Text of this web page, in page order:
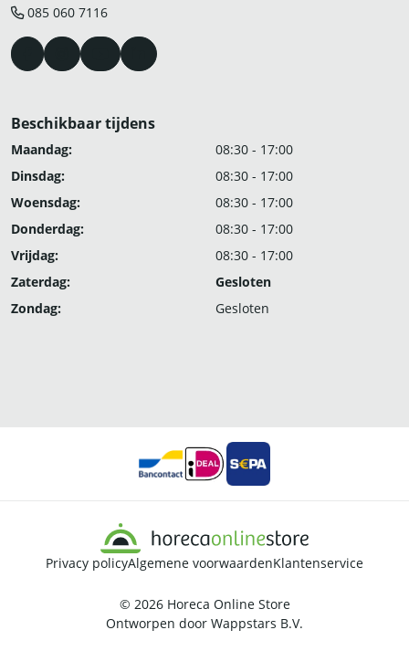
085 060 7116
Beschikbaar tijdens
Maandag:
08:30 - 17:00
Dinsdag:
08:30 - 17:00
Woensdag:
08:30 - 17:00
Donderdag:
08:30 - 17:00
Vrijdag:
08:30 - 17:00
Zaterdag:
Gesloten
Zondag:
Gesloten
Privacy policyAlgemene voorwaardenKlantenservice
© 2026 Horeca Online Store
Ontworpen door Wappstars B.V.